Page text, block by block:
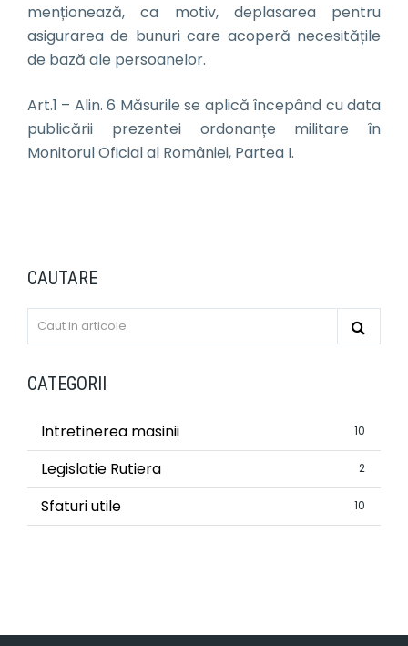
menționează, ca motiv, deplasarea pentru
asigurarea de bunuri care acoperă necesitățile
de bază ale persoanelor.
Art.1 – Alin. 6 Măsurile se aplică începând cu data
publicării prezentei ordonanțe militare în
Monitorul Oficial al României, Partea I.
CAUTARE
CATEGORII
Intretinerea masinii 10
Legislatie Rutiera 2
Sfaturi utile 10